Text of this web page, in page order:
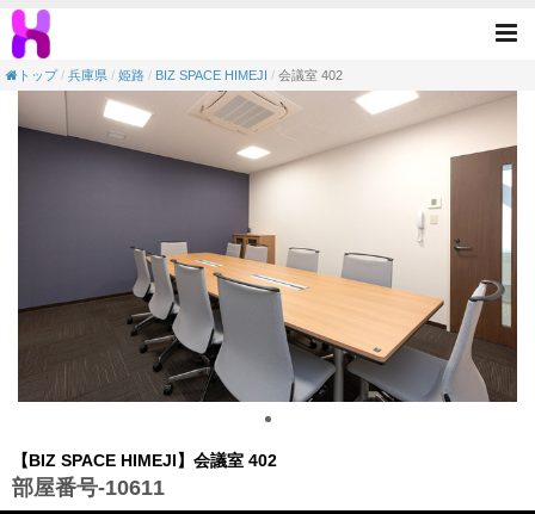
【会議室】BIZ SPACE HIMEJI-会議室 402(
トップ
兵庫県 姫路 BIZ SPACE HIMEJI 会議室 402
【BIZ SPACE HIMEJI】会議室 402
部屋番号-10611